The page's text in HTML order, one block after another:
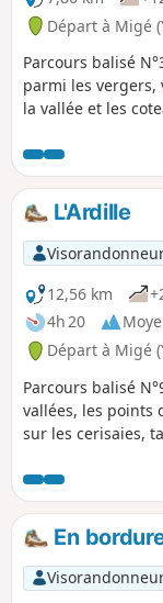
Départ à Migé
Parcours balisé
parmi les vergers,
la vallée et les
L'Ardille
12,56 km
4h 20
Départ à Migé
Parcours balisé
vallées, les points
sur les cerisaies,
automne offrent
de couleurs.
En